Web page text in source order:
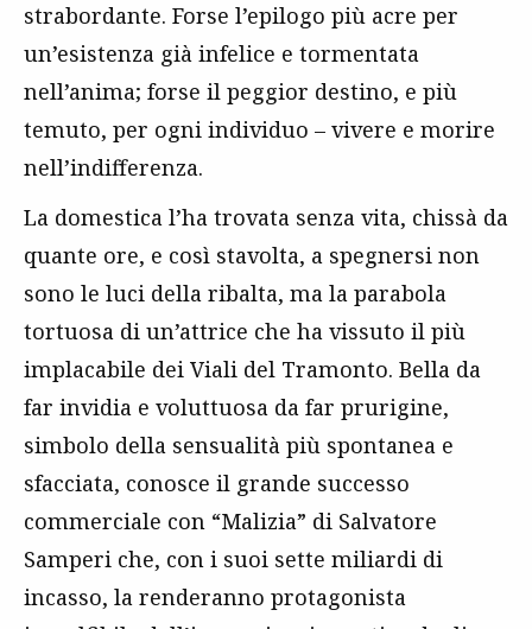
strabordante. Forse l’epilogo più acre per
un’esistenza già infelice e tormentata
nell’anima; forse il peggior destino, e più
temuto, per ogni individuo – vivere e morire
nell’indifferenza.
La domestica l’ha trovata senza vita, chissà da
quante ore, e così stavolta, a spegnersi non
sono le luci della ribalta, ma la parabola
tortuosa di un’attrice che ha vissuto il più
implacabile dei Viali del Tramonto. Bella da
far invidia e voluttuosa da far prurigine,
simbolo della sensualità più spontanea e
sfacciata, conosce il grande successo
commerciale con “Malizia” di Salvatore
Samperi che, con i suoi sette miliardi di
incasso, la renderanno protagonista